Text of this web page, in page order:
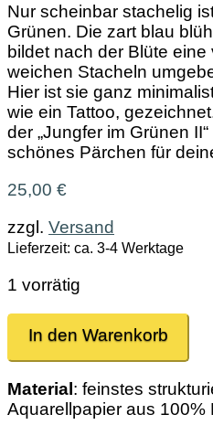
Nur scheinbar stachelig
Grünen. Die zart blau
bildet nach der Blüte
weichen Stacheln
Hier ist sie ganz
wie ein Tattoo,
der „Jungfer im Grünen
schönes Pärchen für
25,00 €
zzgl. Versand
Lieferzeit: ca. 3-4 Werktage
1 vorrätig
Jungfer
Grünen
I
Menge
In den Warenkorb
Material: feinstes
Aquarellpapier aus 100%